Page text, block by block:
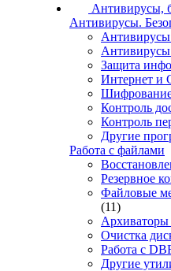
Антивирусы,
Антивирусы.
Антивирусы
Антивирусы
Защита
Интернет и
Контроль
Контроль
Другие
Работа с файлами
Резервное
Файловые
(11)
Архиваторы
Очистка
Работа с
Другие